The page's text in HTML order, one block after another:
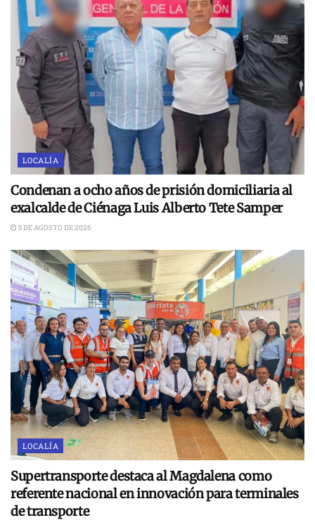
LOCALÍA
Condenan a ocho años de prisión domiciliaria al
exalcalde de Ciénaga Luis Alberto Tete Samper
5 DE AGOSTO DE 2026
LOCALÍA
Supertransporte destaca al Magdalena como
referente nacional en innovación para terminales
de transporte